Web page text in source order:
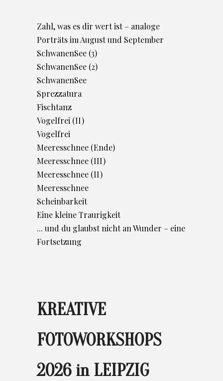
Zahl, was es dir wert ist – analoge
Porträts im August und September
SchwanenSee (3)
SchwanenSee (2)
SchwanenSee
Sprezzatura
Fischtanz
Vogelfrei (II)
Vogelfrei
Meeresschnee (Ende)
Meeresschnee (III)
Meeresschnee (II)
Meeresschnee
Scheinbarkeit
Eine kleine Traurigkeit
... und du glaubst nicht an Wunder – eine
Fortsetzung
KREATIVE
FOTOWORKSHOPS
2026 in LEIPZIG